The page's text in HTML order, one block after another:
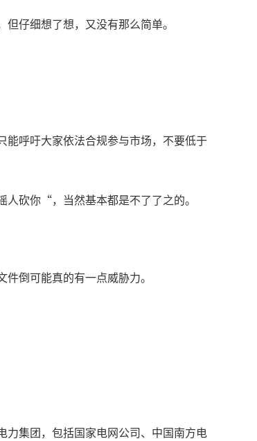
仔细想了想，又没有那么简单。
能呼吁大家依法合规参与市场，不要低于
砍你“，当然基本都是不了了之的。
倒可能真的有一点威胁力。
集团，包括国家电网公司、中国南方电